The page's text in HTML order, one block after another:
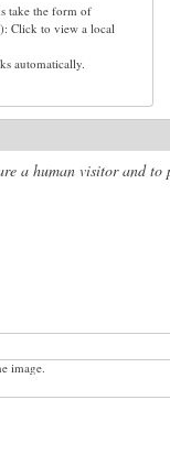
take the form of
Click to view a local
automatically.
a human visitor and to
image.